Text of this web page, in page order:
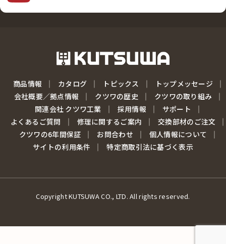
商品情報 カタログ トピックス
トップメッセージ
会社概要／拠点情報
クツワの歴史
クツワの取り組み
関連会社 クツワ工業
採用情報
サポート
よくあるご質問
修理に関するご案内
交換部材のご注文
クツワの6年間保証
お問合わせ
個人情報について
サイトの利用条件
特定商取引法に基づく表示
Copyright KUTSUWA CO., LTD. All rights reserved.